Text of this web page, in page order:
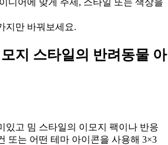
디어에 맞게 주제, 스타일 또는 색상을
지만 바꿔보세요.
지 스타일의 반려동물 아
있고 밈 스타일의 이모지 팩이나 반응
또는 어떤 테마 아이콘을 사용해 3×3